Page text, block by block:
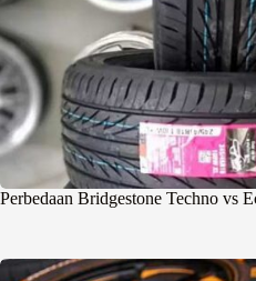
Perbedaan Bridgestone Techno vs